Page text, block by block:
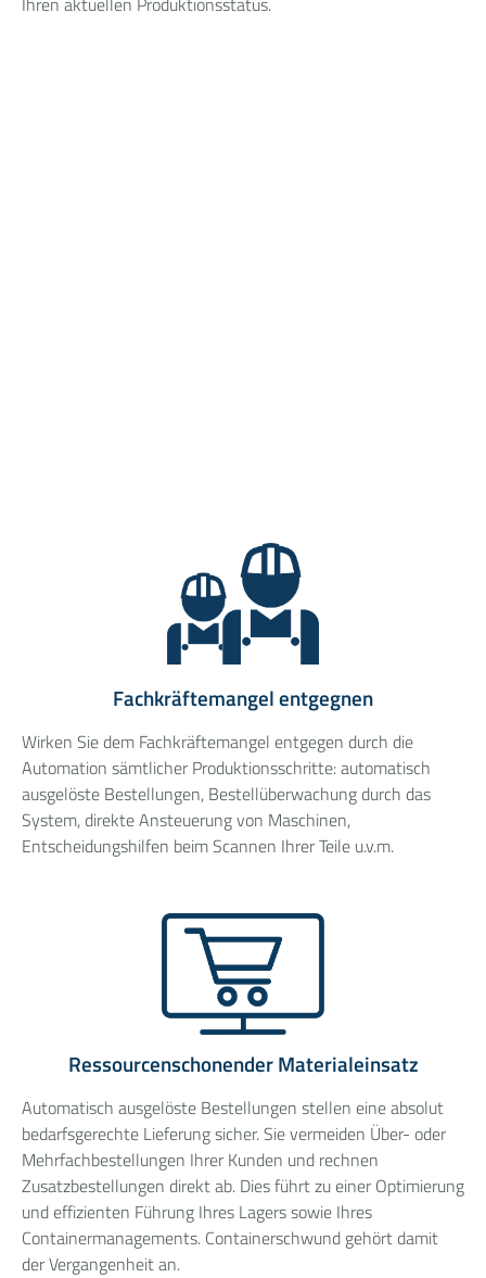
Fachkräftemangel entgegnen
Wirken Sie dem Fachkräftemangel entgegen durch die
Automation sämtlicher Produktionsschritte: automatisch
ausgelöste Bestellungen, Bestellüberwachung durch das
System, direkte Ansteuerung von Maschinen,
Entscheidungshilfen beim Scannen Ihrer Teile u.v.m.
Ressourcenschonender Materialeinsatz
Automatisch ausgelöste Bestellungen stellen eine absolut
bedarfsgerechte Lieferung sicher. Sie vermeiden Über- oder
Mehrfachbestellungen Ihrer Kunden und rechnen
Zusatzbestellungen direkt ab. Dies führt zu einer Optimierung
und effizienten Führung Ihres Lagers sowie Ihres
Containermanagements. Containerschwund gehört damit
der Vergangenheit an.